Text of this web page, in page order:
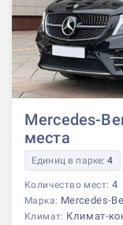
Mercedes-
места
Единиц в парке:4
Количество мест: 4
Марка: Mercedes-
Климат: Климат-